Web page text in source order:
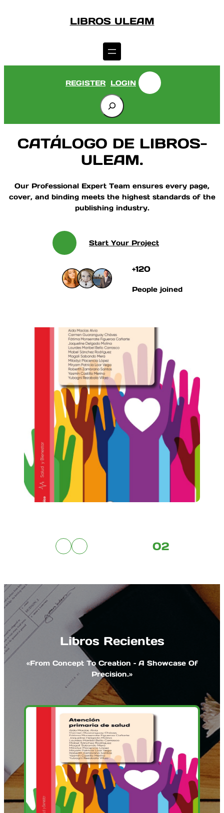
LIBROS ULEAM
REGISTER LOGIN
S
e
a
r
c
h
CATÁLOGO DE LIBROS-
ULEAM.
Our Professional Expert Team ensures every page,
cover, and binding meets the highest standards of the
publishing industry.
Start Your Project
+120
People joined
03
Libros Recientes
«from Concept To Creation – A Showcase Of
Precision.»